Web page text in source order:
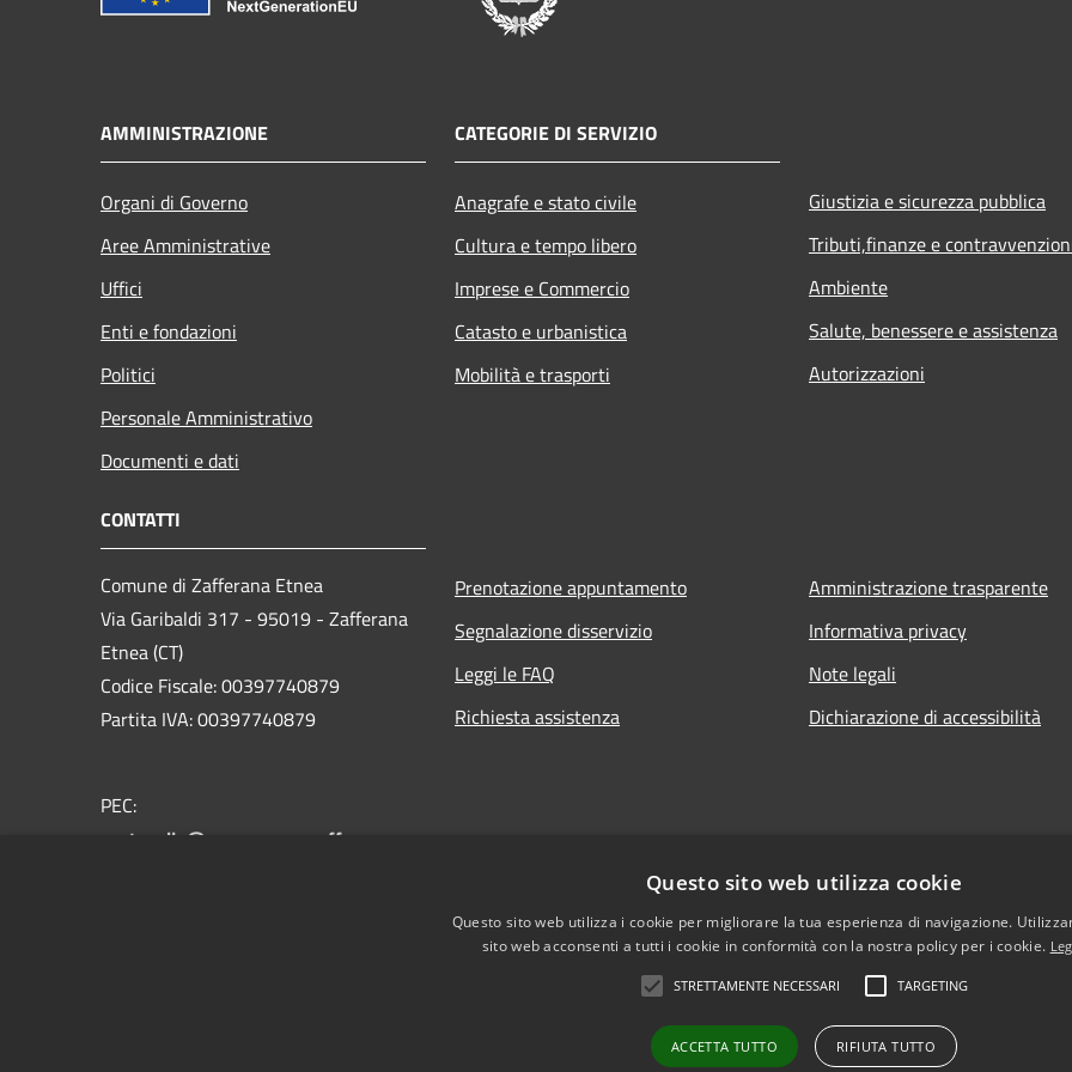
AMMINISTRAZIONE
Organi di Governo
Aree Amministrative
Uffici
Enti e fondazioni
Politici
Personale Amministrativo
Documenti e dati
CATEGORIE DI SERVIZIO
Anagrafe e stato civile
Cultura e tempo libero
Imprese e Commercio
Catasto e urbanistica
Mobilità e trasporti
Giustizia e sicurezza pubblica
Tributi,finanze e
Ambiente
Salute, benessere e assistenza
Autorizzazioni
CONTATTI
Comune di Zafferana Etnea
Via Garibaldi 317 - 95019 - Zafferana
Etnea (CT)
Codice Fiscale: 00397740879
Partita IVA: 00397740879
PEC:
protocollo@pec.comune.zafferana-
Prenotazione appuntamento
Segnalazione disservizio
Leggi le FAQ
Richiesta assistenza
Amministrazione trasparente
Informativa privacy
Note legali
Dichiarazione di accessibilità
Copyright © 2026 •
Questo sito web utilizza cookie
Questo sito web utilizza i cookie per migliorare la tua esperienza di navigazione.
sito web acconsenti a tutti i cookie in conformità con la nostra policy per i cookie.
STRETTAMENTE NECESSARI TARGETING
ACCETTA TUTTO RIFIUTA TUTTO